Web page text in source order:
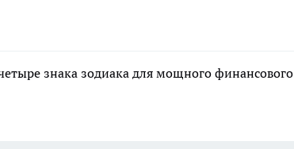
знака зодиака для мощного финансового